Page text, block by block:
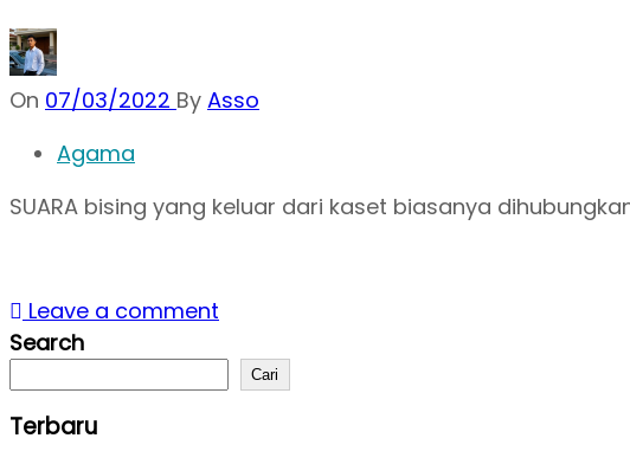
On 07/03/2022 By Asso
Agama
SUARA bising yang keluar dari kaset biasanya
Leave a comment
Search
Cari
Terbaru